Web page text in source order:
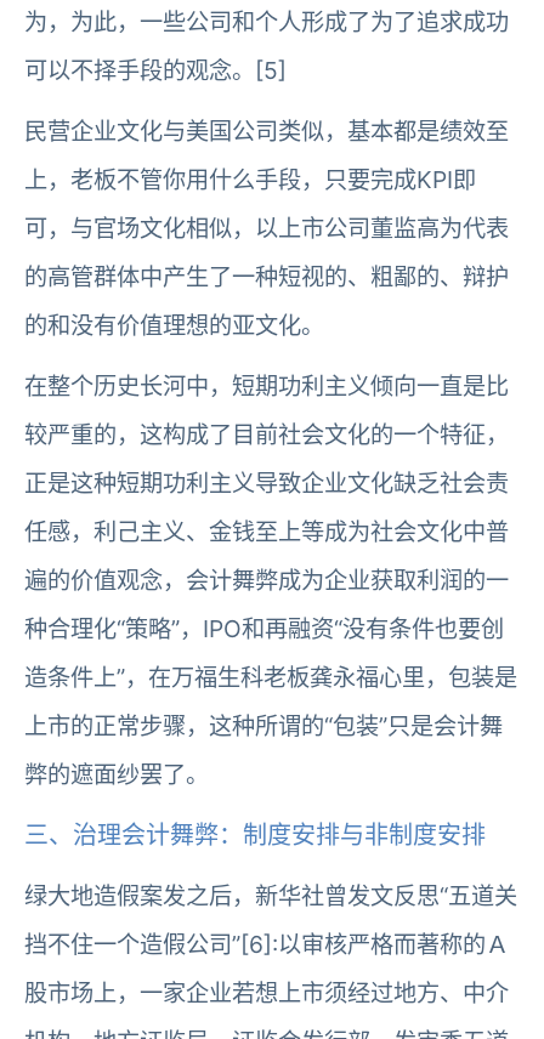
为，为此，一些公司和个人形成了为了追求成功
可以不择手段的观念。[5]
民营企业文化与美国公司类似，基本都是绩效至
上，老板不管你用什么手段，只要完成KPI即
可，与官场文化相似，以上市公司董监高为代表
的高管群体中产生了一种短视的、粗鄙的、辩护
的和没有价值理想的亚文化。
在整个历史长河中，短期功利主义倾向一直是比
较严重的，这构成了目前社会文化的一个特征，
正是这种短期功利主义导致企业文化缺乏社会责
任感，利己主义、金钱至上等成为社会文化中普
遍的价值观念，会计舞弊成为企业获取利润的一
种合理化“策略”，IPO和再融资“没有条件也要创
造条件上”，在万福生科老板龚永福心里，包装是
上市的正常步骤，这种所谓的“包装”只是会计舞
弊的遮面纱罢了。
三、治理会计舞弊：制度安排与非制度安排
绿大地造假案发之后，新华社曾发文反思“五道关
挡不住一个造假公司”[6]:以审核严格而著称的Ａ
股市场上，一家企业若想上市须经过地方、中介